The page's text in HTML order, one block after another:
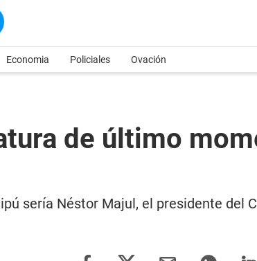
Economia Policiales Ovación
de último
sería Néstor Majul, el presidente del